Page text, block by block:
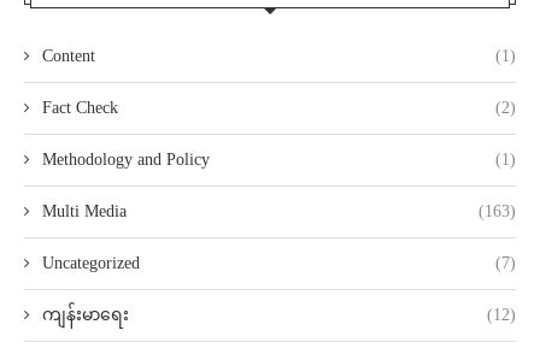
Content (1)
Fact Check (2)
Methodology and Policy (1)
Multi Media (163)
Uncategorized (7)
ကျန်းမာရေး (12)